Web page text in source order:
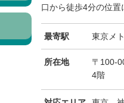
口から徒歩4分の位
最寄駅 東京メ
所在地
〒100-
4階